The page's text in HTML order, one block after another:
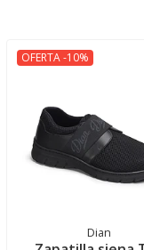
OFERTA -10%
Dian